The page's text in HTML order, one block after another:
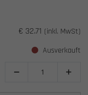
€ 32.71 (inkl. MwSt)
Ausverkauft
 